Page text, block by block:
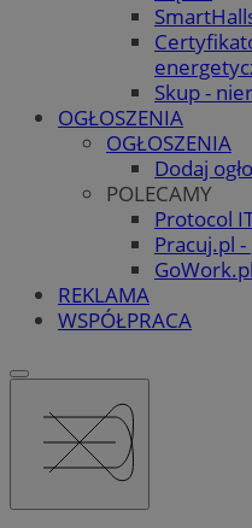
Skup -
OGŁOSZENIA
OGŁOSZENIA
Dodaj
POLECAMY
Protocol
Pracuj.pl
REKLAMA
WSPÓŁPRACA